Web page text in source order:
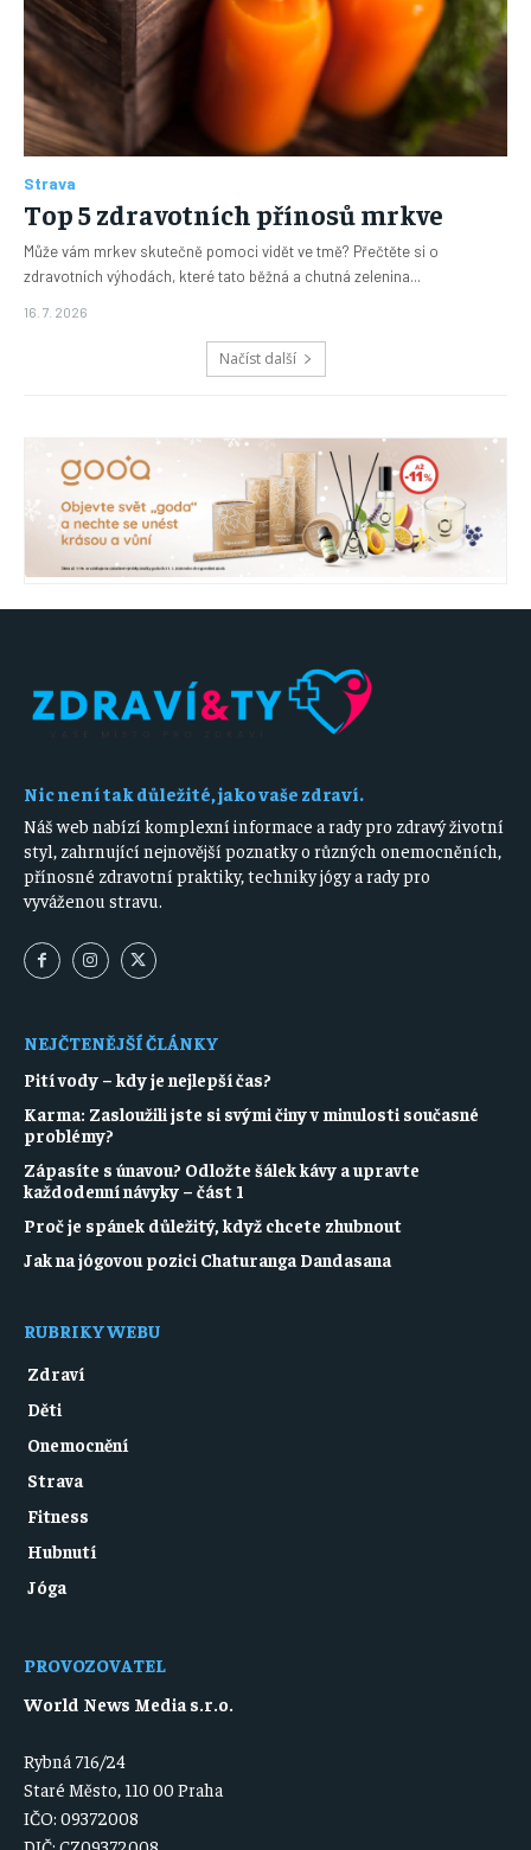
Strava
Top 5 zdravotních přínosů mrkve
Může vám mrkev skutečně pomoci vidět ve tmě? Přečtěte si o
zdravotních výhodách, které tato běžná a chutná zelenina...
16. 7. 2026
Načíst další
Nic není tak důležité, jako vaše zdraví.
Náš web nabízí komplexní informace a rady pro zdravý životní
styl, zahrnující nejnovější poznatky o různých onemocněních,
přínosné zdravotní praktiky, techniky jógy a rady pro
vyváženou stravu.
NEJČTENĚJŠÍ ČLÁNKY
Pití vody – kdy je nejlepší čas?
Karma: Zasloužili jste si svými činy v minulosti současné
problémy?
Zápasíte s únavou? Odložte šálek kávy a upravte
každodenní návyky – část 1
Proč je spánek důležitý, když chcete zhubnout
Jak na jógovou pozici Chaturanga Dandasana
RUBRIKY WEBU
Zdraví
Děti
Onemocnění
Strava
Fitness
Hubnutí
Jóga
PROVOZOVATEL
World News Media s.r.o.
Rybná 716/24
Staré Město, 110 00 Praha
IČO: 09372008